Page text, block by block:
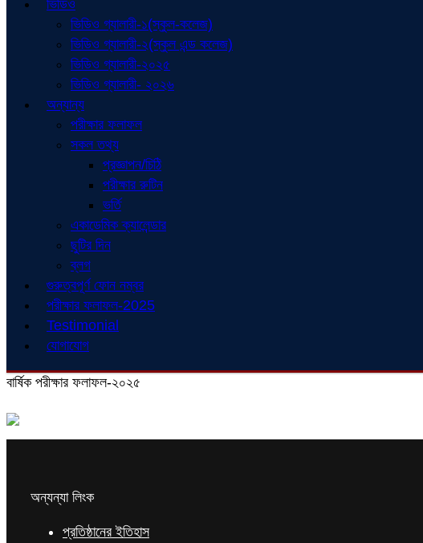
ভিডিও
ভিডিও গ্যালারী-১(স্কুল-কলেজ)
ভিডিও গ্যালারী-২(স্কুল এন্ড কলেজ)
ভিডিও গ্যালারী-২০২৫
ভিডিও গ্যালারী- ২০২৬
অন্যান্য
পরীক্ষার ফলাফল
সকল তথ্য
প্রজ্ঞাপন/চিঠি
পরীক্ষার রুটিন
ভর্তি
একাডেমিক ক্যালেন্ডার
ছুটির দিন
ব্লগ
গুরুত্বপূর্ণ ফোন নম্বর
পরীক্ষার ফলাফল-2025
Testimonial
যোগাযোগ
বার্ষিক পরীক্ষার ফলাফল-২০২৫
অন্যন্যা লিংক
প্রতিষ্ঠানের ইতিহাস